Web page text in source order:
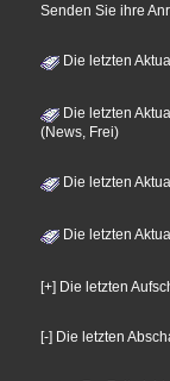
Senden Sie ihre
Die letzten
Die letzten
(News, Frei)
Die letzten
Die letzten
[+] Die letzten
[-] Die letzten